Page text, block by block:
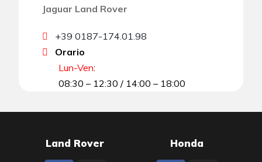
Jaguar Land Rover
+39 0187-174.01.98
Orario
Lun-Ven:
08:30 – 12:30 / 14:00 – 18:00
Land Rover Honda